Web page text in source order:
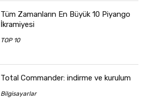
Tüm Zamanların En Büyük 10 Piyango
İkramiyesi
TOP 10
Total Commander: indirme ve kurulum
Bilgisayarlar